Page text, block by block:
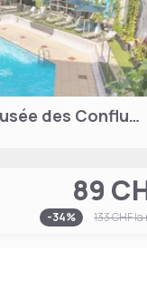
Novotel Lyon Gerland Musée des Confluences
89
-34% 133 CHFla